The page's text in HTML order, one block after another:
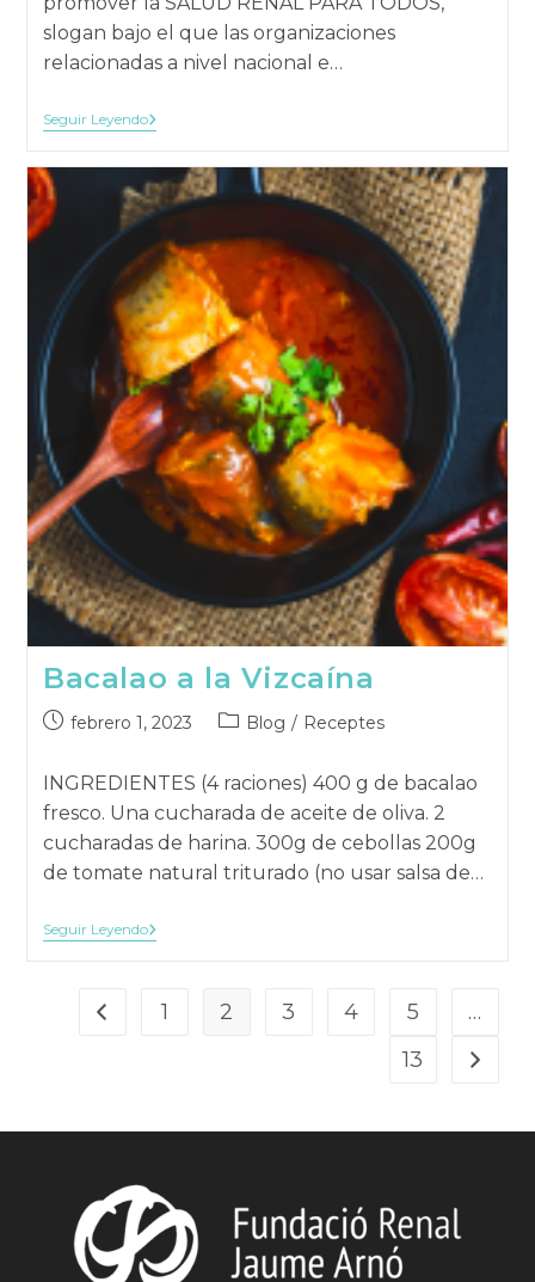
slogan bajo el que las organizaciones
relacionadas a nivel nacional e…
Seguir LeyendoDía
Mundial
Riñón
2023
Bacalao a la Vizcaína
Publicación
febrero 1, 2023
Categoría
publicación:
Blog / Receptes
INGREDIENTES (4 raciones) 400 g de bacalao
fresco. Una cucharada de aceite de oliva. 2
cucharadas de harina. 300g de cebollas 200g
de tomate natural triturado (no usar salsa de…
Seguir LeyendoBacalao
A
Ir a la página anterior
1 2 3 4 5
…
13
Ir a la